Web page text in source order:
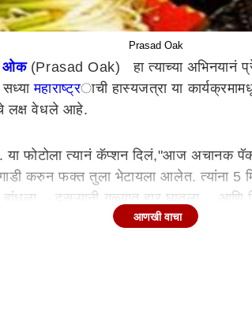
Prasad Oak
ओक (Prasad Oak) हा त्याच्या अभिनयानं
सध्यामहाराष्ट्राची हास्यजत्रा या
लक्ष वेधले आहे.
आहे. या फोटोला त्यानं कॅप्शन दिलं,"आज
करुन फक्त तुला भेटायला आलेत. त्यांना 5
दुसऱ्यानी गळ्यात हार घातला… आणि
दादा, वाटलं ही मूर्ती तुमच्या हातात
आणखी वाचा